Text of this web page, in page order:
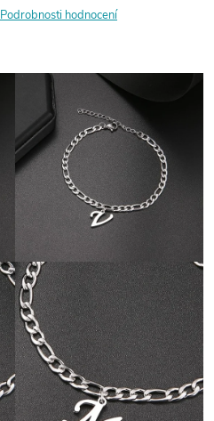
Podrobnosti hodnocení